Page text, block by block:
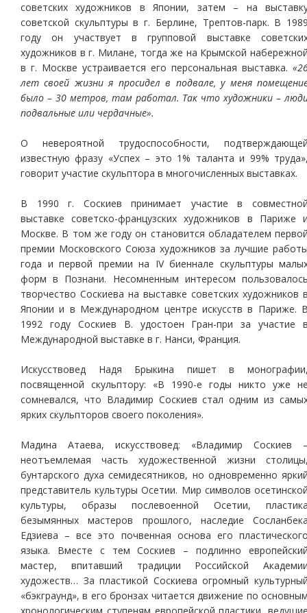
советских художников в Японии, затем – на
советской скульптуры в г. Берлине, Трептов-парк. В
году он участвует в групповой выставке
художников в г. Милане, тогда же на Крымской
в г. Москве устраивается его персональная выставка.
лет своей жизни я просидел в подвале, у меня
было – 30 метров, там работал. Так что художники –
подвальные или чердачные».
О невероятной трудоспособности,
известную фразу «Успех – это 1% таланта и 99%
говорит участие скульптора в многочисленных выставках.
В 1990 г. Соскиев принимает участие в
выставке советско-французских художников в Париже
Москве. В том же году он становится обладателем
премии Московского Союза художников за лучшие
года и первой премии на IV биеннале скульптуры
форм в Познани. Несомненным интересом
творчество Соскиева на выставке советских художников
Японии и в Международном центре искусств в Париже.
1992 году Соскиев В. удостоен Гран-при за участие
Международной выставке в г. Нанси, Франция.
Искусствовед Надя Брыкина пишет в
посвященной скульптору: «В 1990-е годы никто уже
сомневался, что Владимир Соскиев стал одним из
ярких скульпторов своего поколения».
Мадина Атаева, искусствовед: «Владимир Соскиев
неотъемлемая часть художественной жизни
бунтарского духа семидесятников, но одновременно
представитель культуры Осетии. Мир символов
культуры, образы послевоенной Осетии,
безымянных мастеров прошлого, наследие
Едзиева – все это почвенная основа его
языка. Вместе с тем Соскиев – подлинно
мастер, впитавший традиции Российской
художеств… За пластикой Соскиева огромный
«бэкграунд», в его бронзах читается движение по